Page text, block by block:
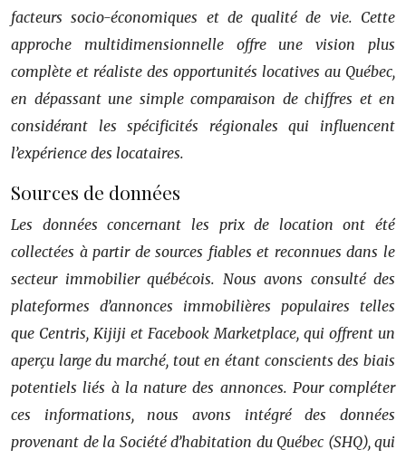
facteurs socio-économiques et de qualité de vie. Cette
approche multidimensionnelle offre une vision plus
complète et réaliste des opportunités locatives au Québec,
en dépassant une simple comparaison de chiffres et en
considérant les spécificités régionales qui influencent
l’expérience des locataires.
Sources de données
Les données concernant les prix de location ont été
collectées à partir de sources fiables et reconnues dans le
secteur immobilier québécois. Nous avons consulté des
plateformes d’annonces immobilières populaires telles
que Centris, Kijiji et Facebook Marketplace, qui offrent un
aperçu large du marché, tout en étant conscients des biais
potentiels liés à la nature des annonces. Pour compléter
ces informations, nous avons intégré des données
provenant de la Société d’habitation du Québec (SHQ), qui